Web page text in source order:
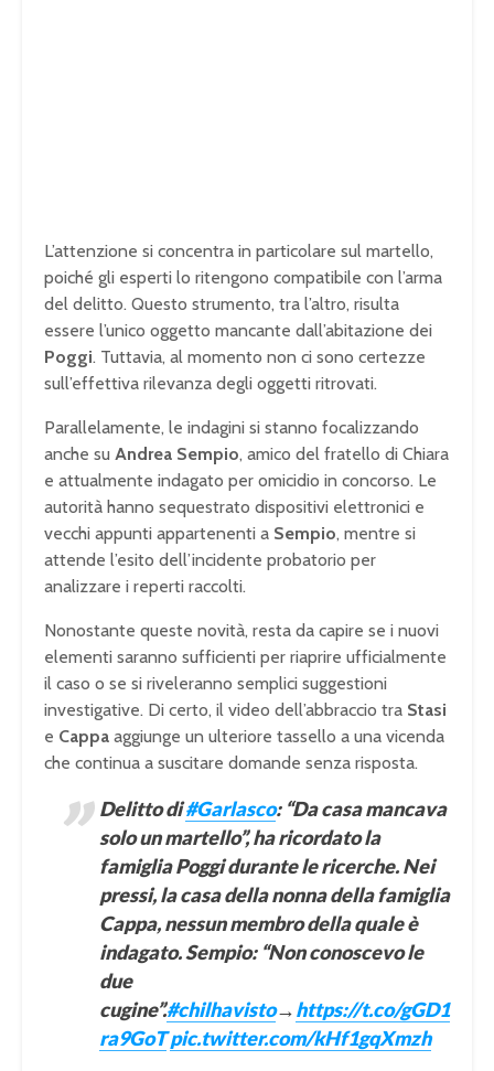
L’attenzione si concentra in particolare sul martello,
poiché gli esperti lo ritengono compatibile con l’arma
del delitto. Questo strumento, tra l’altro, risulta
essere l’unico oggetto mancante dall’abitazione dei
Poggi. Tuttavia, al momento non ci sono certezze
sull’effettiva rilevanza degli oggetti ritrovati.
Parallelamente, le indagini si stanno focalizzando
anche su Andrea Sempio, amico del fratello di Chiara
e attualmente indagato per omicidio in concorso. Le
autorità hanno sequestrato dispositivi elettronici e
vecchi appunti appartenenti a Sempio, mentre si
attende l’esito dell’incidente probatorio per
analizzare i reperti raccolti.
Nonostante queste novità, resta da capire se i nuovi
elementi saranno sufficienti per riaprire ufficialmente
il caso o se si riveleranno semplici suggestioni
investigative. Di certo, il video dell’abbraccio tra Stasi
e Cappa aggiunge un ulteriore tassello a una vicenda
che continua a suscitare domande senza risposta.
Delitto di#Garlasco: “Da casa mancava
solo un martello”, ha ricordato la
famiglia Poggi durante le ricerche. Nei
pressi, la casa della nonna della famiglia
Cappa, nessun membro della quale è
indagato. Sempio: “Non conoscevo le
due
cugine”.#chilhavisto→https://t.co/gGD1
ra9GoTpic.twitter.com/kHf1gqXmzh